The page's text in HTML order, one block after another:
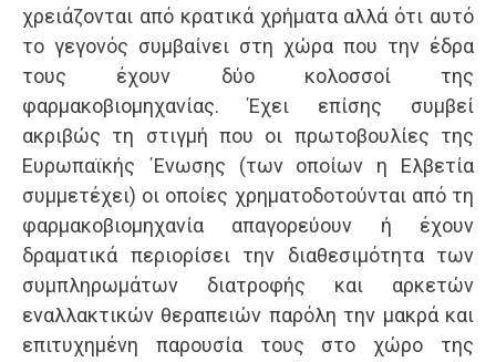
χρειάζονται από κρατικά χρήματα αλλά ότι αυτό
το γεγονός συμβαίνει στη χώρα που την έδρα
τους έχουν δύο κολοσσοί της
φαρμακοβιομηχανίας. Έχει επίσης συμβεί
ακριβώς τη στιγμή που οι πρωτοβουλίες της
Ευρωπαϊκής ΄Ενωσης (των οποίων η Ελβετία
συμμετέχει) οι οποίες χρηματοδοτούνται από τη
φαρμακοβιομηχανία απαγορεύουν ή έχουν
δραματικά περιορίσει την διαθεσιμότητα των
συμπληρωμάτων διατροφής και αρκετών
εναλλακτικών θεραπειών παρόλη την μακρά και
επιτυχημένη παρουσία τους στο χώρο της